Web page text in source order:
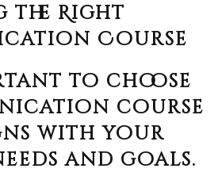
the Right
Course
to choose
course
with your
and goals.